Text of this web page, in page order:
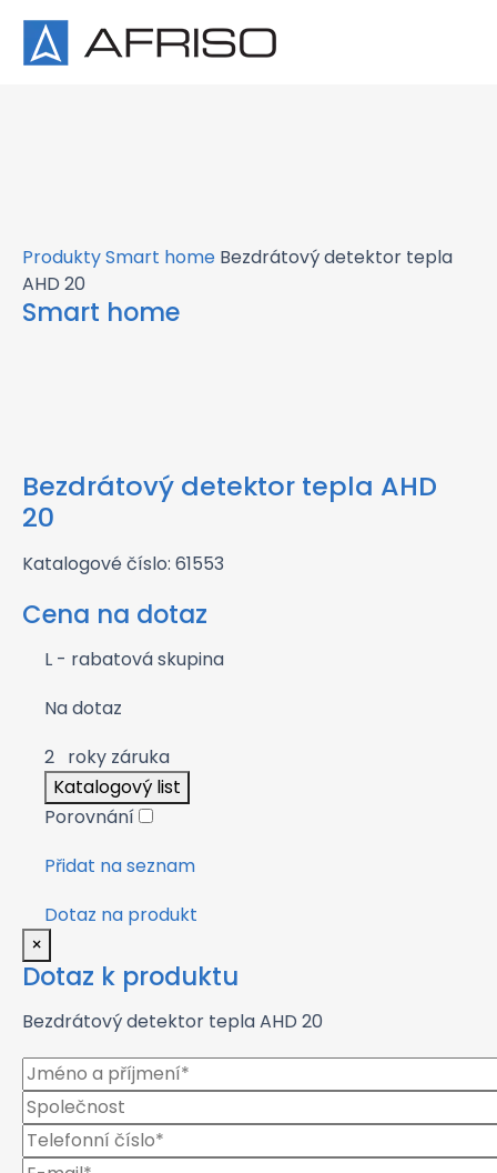
×
ProduktySmart home Bezdrátový detektor tepla
AHD 20
Smart home
Bezdrátový detektor tepla AHD
20
Katalogové číslo: 61553
Cena na dotaz
L - rabatová skupina
Na dotaz
2 roky záruka
Katalogový list
Porovnání
Přidat na seznam
Dotaz na produkt
×
Dotaz k produktu
Bezdrátový detektor tepla AHD 20